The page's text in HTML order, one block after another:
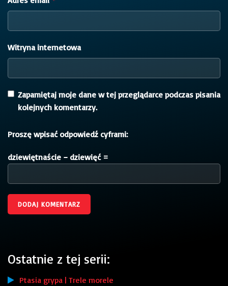
Witryna internetowa
Zapamiętaj moje dane w tej przeglądarce podczas pisania
kolejnych komentarzy.
Proszę wpisać odpowiedź cyframi:
dziewiętnaście − dziewięć =
Ostatnie z tej serii:
Ptasia grypa | Trele morele